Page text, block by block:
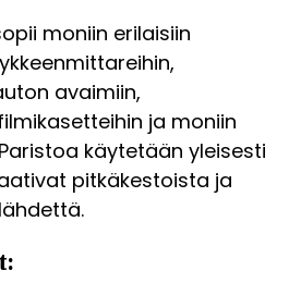
moniin erilaisiin
avaimiin,
ja moniin
käytetään yleisesti
pitkäkestoista ja